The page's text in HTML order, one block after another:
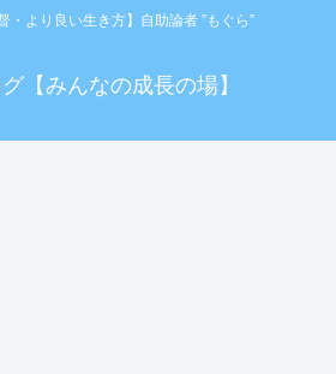
・より良い生き方】自助論者 ”もぐら”
【みんなの成長の場】